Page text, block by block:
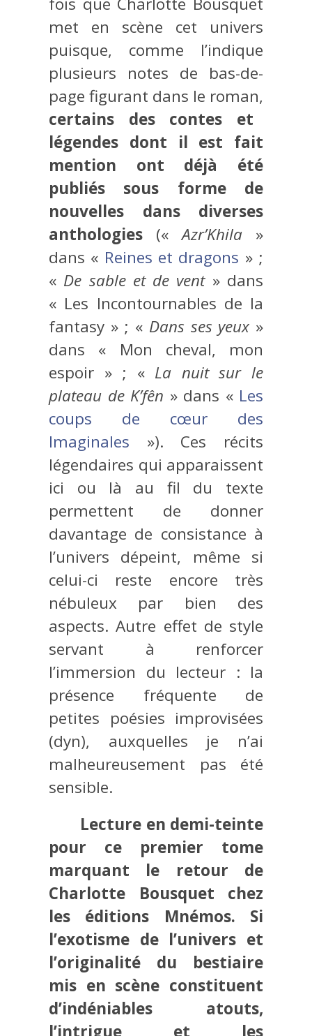
met en scène cet univers
puisque, comme l’indique
plusieurs notes de bas-de-
page figurant dans le roman,
certains des contes et
légendes dont il est fait
mention ont déjà été
publiés sous forme de
nouvelles dans diverses
anthologies («Azr’Khila »
dans « Reines et dragons » ;
« De sable et de vent» dans
« Les Incontournables de la
fantasy » ; « Dans ses yeux »
dans « Mon cheval, mon
espoir » ; «La nuit sur le
plateau de K’fên » dans « Les
coups de cœur des
Imaginales »). Ces récits
légendaires qui apparaissent
ici ou là au fil du texte
permettent de donner
davantage de consistance à
l’univers dépeint, même si
celui-ci reste encore très
nébuleux par bien des
aspects. Autre effet de style
servant à renforcer
l’immersion du lecteur : la
présence fréquente de
petites poésies improvisées
(dyn), auxquelles je n’ai
malheureusement pas été
sensible.
Lecture en demi-teinte
pour ce premier tome
marquant le retour de
Charlotte Bousquet chez
les éditions Mnémos. Si
l’exotisme de l’univers et
l’originalité du bestiaire
mis en scène constituent
d’indéniables atouts,